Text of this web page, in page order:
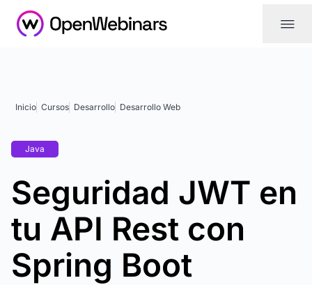
|||
Inicio Cursos Desarrollo Desarrollo Web
Java
Seguridad JWT en
tu API Rest con
Spring Boot